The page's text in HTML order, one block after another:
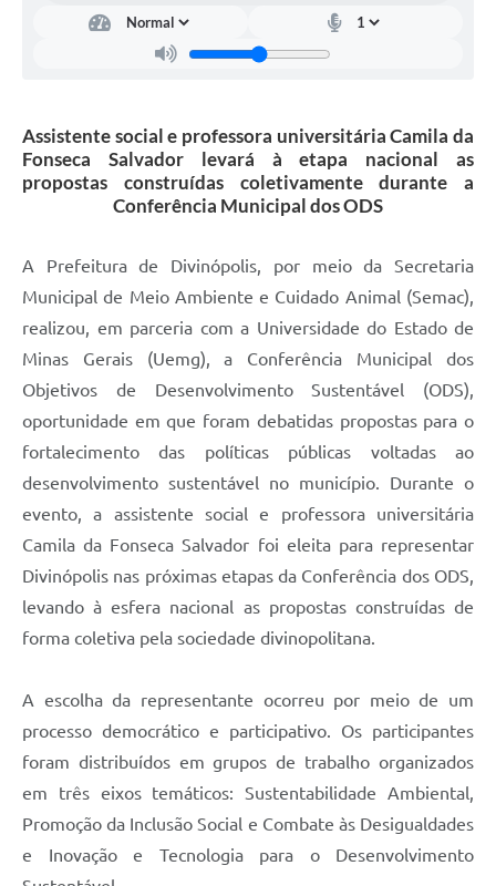
Assistente social e professora universitária Camila da
Fonseca Salvador levará à etapa nacional as
propostas construídas coletivamente durante a
Conferência Municipal dos ODS
A Prefeitura de Divinópolis, por meio da Secretaria
Municipal de Meio Ambiente e Cuidado Animal (Semac),
realizou, em parceria com a Universidade do Estado de
Minas Gerais (Uemg), a Conferência Municipal dos
Objetivos de Desenvolvimento Sustentável (ODS),
oportunidade em que foram debatidas propostas para o
fortalecimento das políticas públicas voltadas ao
desenvolvimento sustentável no município. Durante o
evento, a assistente social e professora universitária
Camila da Fonseca Salvador foi eleita para representar
Divinópolis nas próximas etapas da Conferência dos ODS,
levando à esfera nacional as propostas construídas de
forma coletiva pela sociedade divinopolitana.
A escolha da representante ocorreu por meio de um
processo democrático e participativo. Os participantes
foram distribuídos em grupos de trabalho organizados
em três eixos temáticos: Sustentabilidade Ambiental,
Promoção da Inclusão Social e Combate às Desigualdades
e Inovação e Tecnologia para o Desenvolvimento